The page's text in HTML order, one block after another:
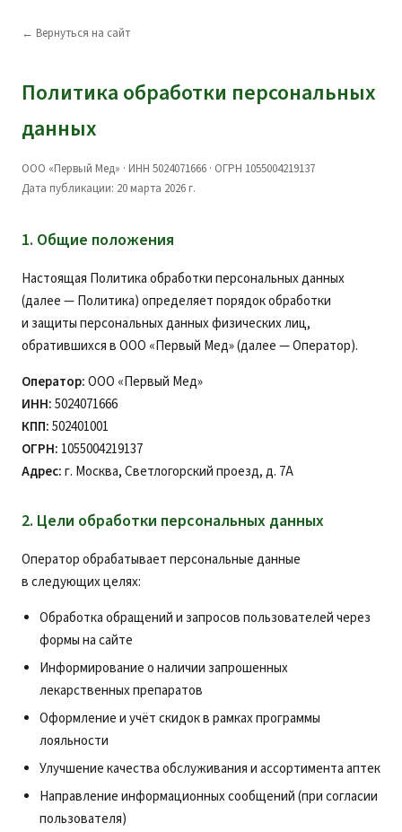
← Вернуться на сайт
Политика обработки персональных
данных
ООО «Первый Мед» · ИНН 5024071666 · ОГРН 1055004219137
Дата публикации: 20 марта 2026 г.
1. Общие положения
Настоящая Политика обработки персональных данных
(далее — Политика) определяет порядок обработки
и защиты персональных данных физических лиц,
обратившихся в ООО «Первый Мед» (далее — Оператор).
Оператор:ООО «Первый Мед»
ИНН:5024071666
КПП:502401001
ОГРН: 1055004219137
Адрес:г. Москва, Светлогорский проезд, д. 7А
2. Цели обработки персональных данных
Оператор обрабатывает персональные данные
в следующих целях:
Обработка обращений и запросов пользователей через
формы на сайте
Информирование о наличии запрошенных
лекарственных препаратов
Оформление и учёт скидок в рамках программы
лояльности
Улучшение качества обслуживания и ассортимента аптек
Направление информационных сообщений (при согласии
пользователя)